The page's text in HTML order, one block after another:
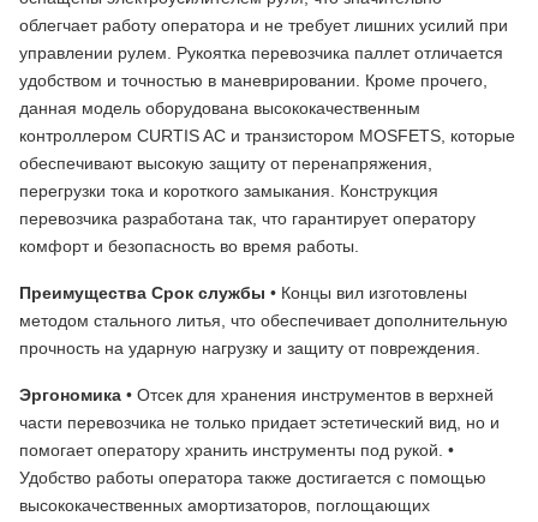
облегчает работу оператора и не требует лишних усилий при
управлении рулем. Рукоятка перевозчика паллет отличается
удобством и точностью в маневрировании. Кроме прочего,
данная модель оборудована высококачественным
контроллером CURTIS AC и транзистором MOSFETS, которые
обеспечивают высокую защиту от перенапряжения,
перегрузки тока и короткого замыкания. Конструкция
перевозчика разработана так, что гарантирует оператору
комфорт и безопасность во время работы.
Преимущества Срок службы • Концы вил изготовлены
методом стального литья, что обеспечивает дополнительную
прочность на ударную нагрузку и защиту от повреждения.
Эргономика • Отсек для хранения инструментов в верхней
части перевозчика не только придает эстетический вид, но и
помогает оператору хранить инструменты под рукой. •
Удобство работы оператора также достигается с помощью
высококачественных амортизаторов, поглощающих